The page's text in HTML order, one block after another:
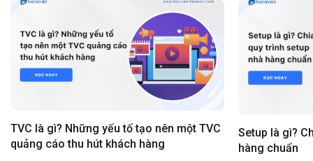
TVC là gì? Những yếu tố tạo nên một TVC
quảng cáo thu hút khách hàng
Setup là gì?
hàng chuẩn